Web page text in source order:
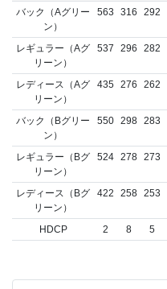
バック（Aグリー
ン）
563 316 292
レギュラー（Aグ
リーン）
537 296 282
レディース（Aグ
リーン）
435 276 262
バック（Bグリー
ン）
550 298 283
レギュラー（Bグ
リーン）
524 278 273
レディース（Bグ
リーン）
422 258 253
HDCP 2 8 5